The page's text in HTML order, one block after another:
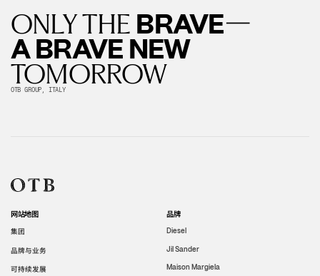
ONLY THE BRAVE—
A BRAVE NEW
TOMORROW
OTB GROUP, ITALY
网站地图
集团
品牌与业务
可持续发展
品牌
Diesel
Jil Sander
Maison Margiela